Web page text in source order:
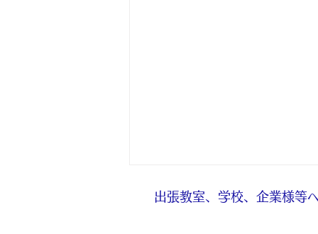
出張教室、学校、企業様等